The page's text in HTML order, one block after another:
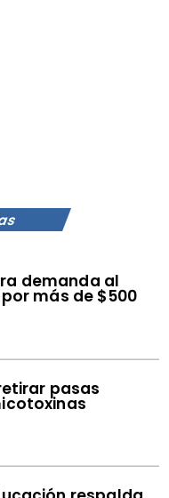
demanda al
más de $500
pasas